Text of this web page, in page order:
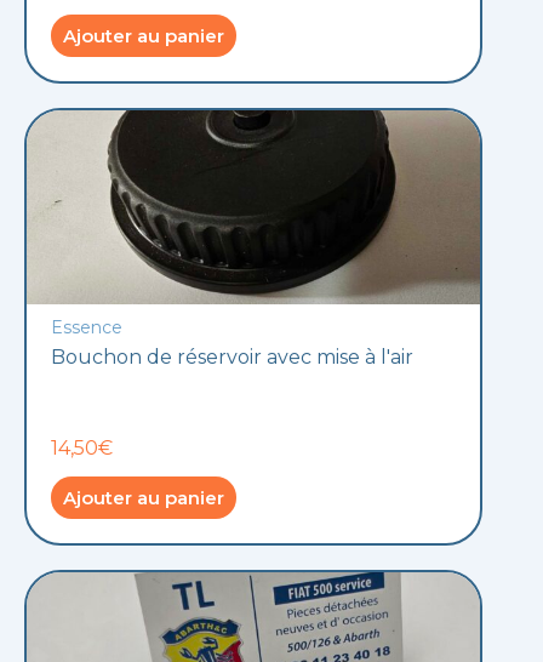
Ajouter au panier
Essence
Bouchon de réservoir avec mise à l'air
14,50€
Ajouter au panier